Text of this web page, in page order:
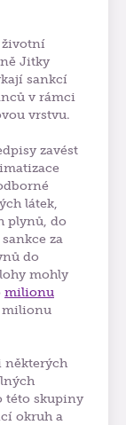
životní
Jitky
sankcí
v rámci
vrstvu.
zavést
látek,
plynů, do
za
do
mohly
milionu
milionu
některých
této skupiny
okruh a